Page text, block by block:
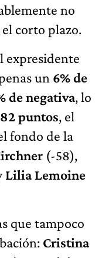
no
corto plazo.
expresidente
un 6% de
de negativa, lo
puntos, el
fondo de la
(-58),
Lilia Lemoine
que tampoco
Cristina